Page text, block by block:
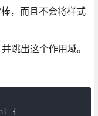
，而且不会将样式
跳出这个作用域。
{